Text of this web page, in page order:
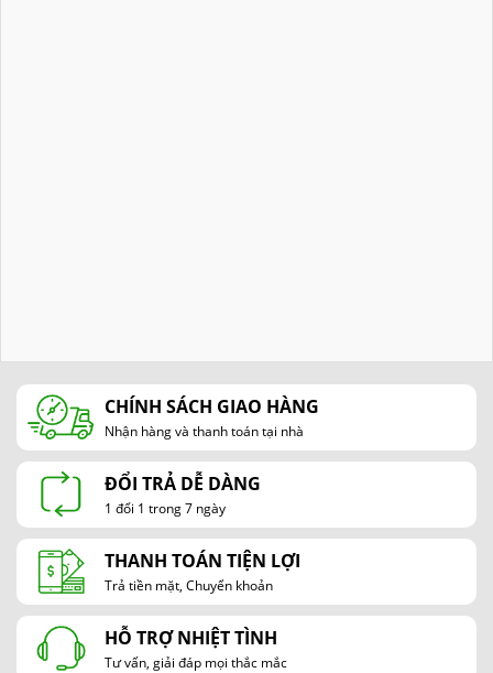
CHÍNH SÁCH GIAO HÀNG
Nhận hàng và thanh toán tại nhà
ĐỔI TRẢ DỄ DÀNG
1 đổi 1 trong 7 ngày
THANH TOÁN TIỆN LỢI
Trả tiền mặt, Chuyển khoản
HỖ TRỢ NHIỆT TÌNH
Tư vấn, giải đáp mọi thắc mắc